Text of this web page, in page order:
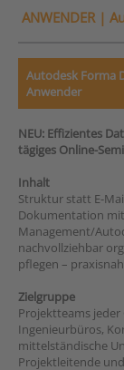
ANWENDER |
Autodesk Forma
Anwender
NEU: Effizientes
tägiges Online-
Inhalt
Struktur statt E-
Dokumentation
Management/
nachvollziehbar
pflegen –
Zielgruppe
Projektteams
Ingenieurbüros,
mittelständische
Projektleitende